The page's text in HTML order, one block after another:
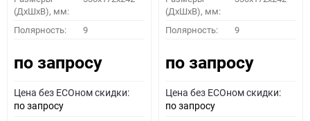
(ДхШхВ), мм:
Полярность: 9
по запросу
Цена без ECOном скидки:
по запросу
(ДхШхВ), мм:
Полярность: 9
по запросу
Цена без ECOном скидки:
по запросу